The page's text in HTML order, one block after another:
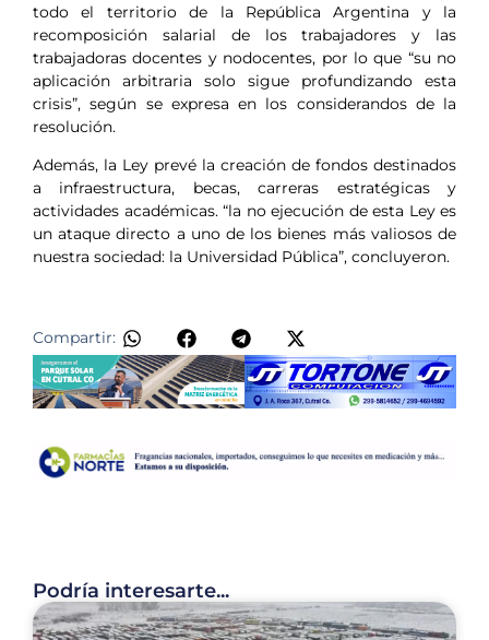
todo el territorio de la República Argentina y la
recomposición salarial de los trabajadores y las
trabajadoras docentes y nodocentes, por lo que “su no
aplicación arbitraria solo sigue profundizando esta
crisis”, según se expresa en los considerandos de la
resolución.
Además, la Ley prevé la creación de fondos destinados
a infraestructura, becas, carreras estratégicas y
actividades académicas. “la no ejecución de esta Ley es
un ataque directo a uno de los bienes más valiosos de
nuestra sociedad: la Universidad Pública”, concluyeron.
Compartir:
Podría interesarte...